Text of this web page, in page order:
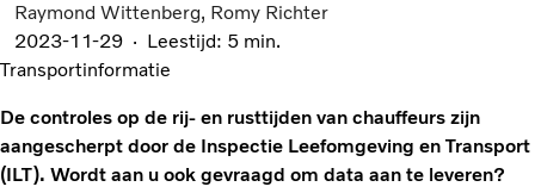
Raymond Wittenberg Romy Richter
2023-11-29
Leestijd: 5 min.
Transportinformatie
De controles op de rij- en rusttijden van chauffeurs zijn
aangescherpt door de Inspectie Leefomgeving en Transport
(ILT). Wordt aan u ook gevraagd om data aan te leveren?